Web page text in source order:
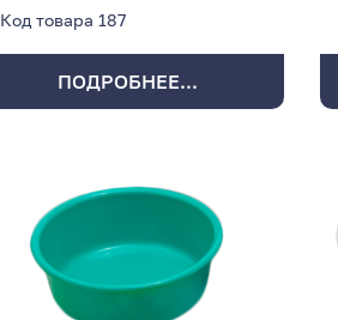
Код товара 187
ПОДРОБНЕЕ...